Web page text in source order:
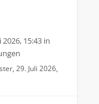
2026, 15:43 in
, 29. Juli 2026,